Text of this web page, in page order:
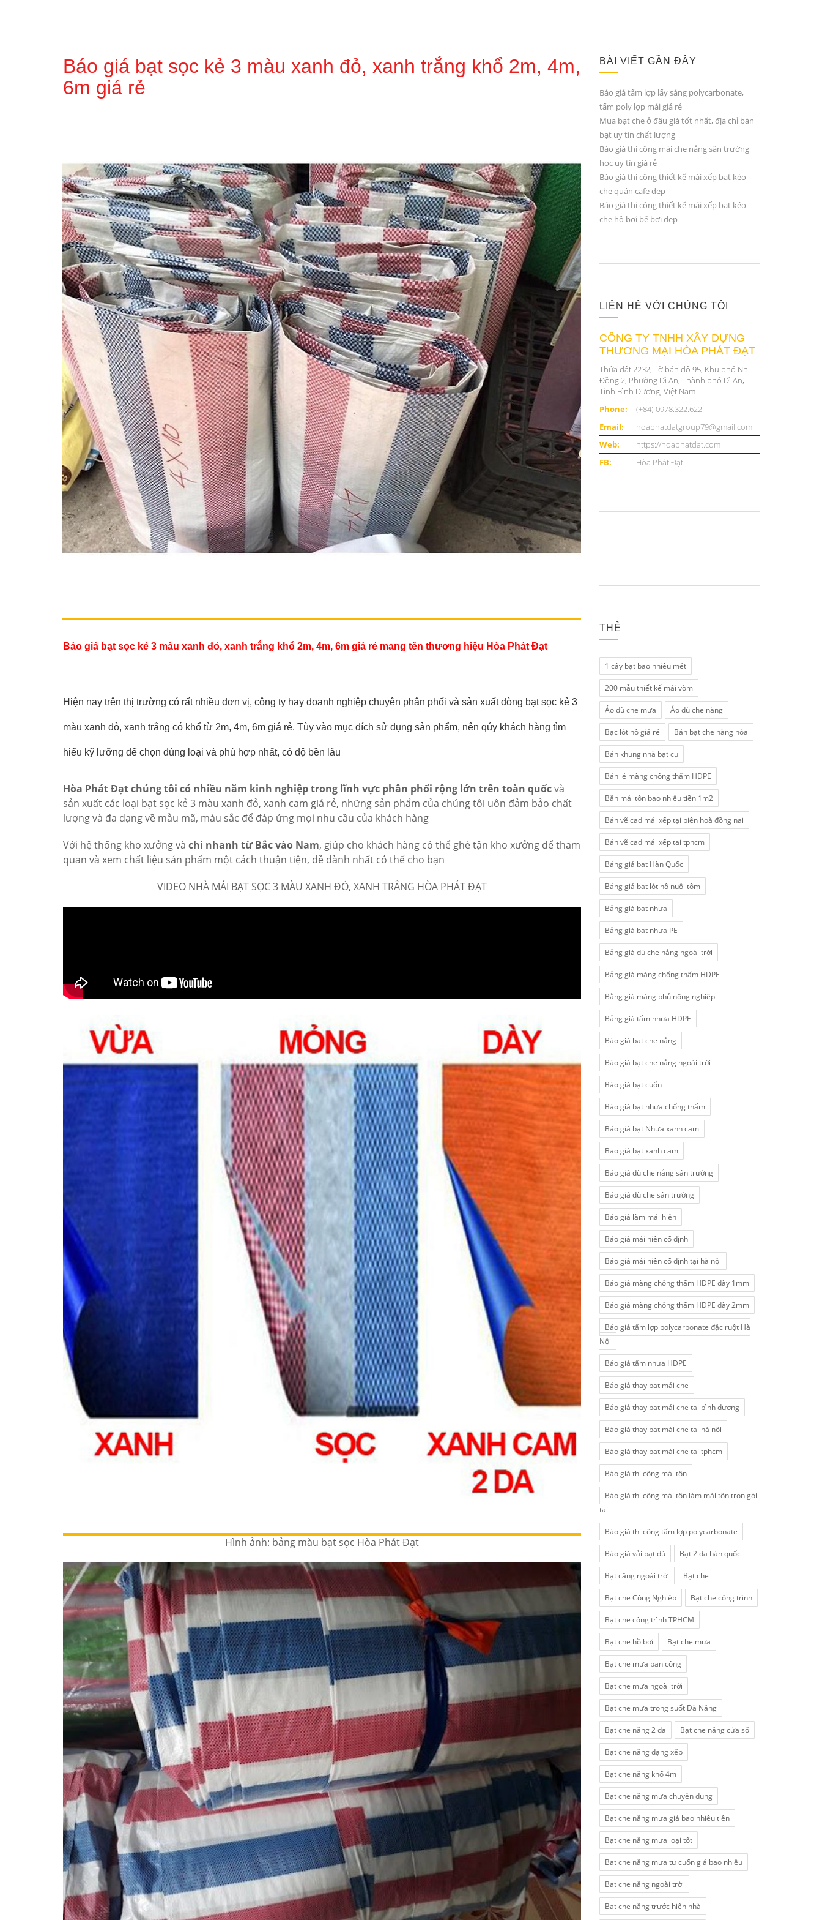
Báo giá bạt sọc kẻ 3 màu xanh đỏ, xanh trắng khổ 2m, 4m,
6m giá rẻ
Báo giá bạt sọc kẻ 3 màu xanh đỏ, xanh trắng khổ 2m, 4m, 6m giá rẻ mang tên thương hiệu Hòa Phát Đạt
Hiện nay trên thị trường có rất nhiều đơn vị, công ty hay doanh nghiệp chuyên phân phối và sản xuất dòng bạt sọc kẻ 3
màu xanh đỏ, xanh trắng có khổ từ 2m, 4m, 6m giá rẻ. Tùy vào mục đích sử dụng sản phẩm, nên qúy khách hàng tìm
hiểu kỹ lưỡng để chọn đúng loại và phù hợp nhất, có độ bền lâu
Hòa Phát Đạt chúng tôi có nhiều năm kinh nghiệp trong lĩnh vực phân phối rộng lớn trên toàn quốcvà
sản xuất các loại bạt sọc kẻ 3 màu xanh đỏ, xanh cam giá rẻ, những sản phẩm của chúng tôi uôn đảm bảo chất
lượng và đa dạng về mẫu mã, màu sắc để đáp ứng mọi nhu cầu của khách hàng
Với hệ thống kho xưởng và chi nhanh từ Bắc vào Nam, giúp cho khách hàng có thể ghé tận kho xưởng để tham
quan và xem chất liệu sản phẩm một cách thuận tiện, dễ dành nhất có thể cho bạn
VIDEO NHÀ MÁI BẠT SỌC 3 MÀU XANH ĐỎ, XANH TRẮNG HÒA PHÁT ĐẠT
Hình ảnh: bảng màu bạt sọc Hòa Phát Đạt
BÀI VIẾT GẦN ĐÂY
Báo giá tấm lợp lấy sáng polycarbonate,
tấm poly lợp mái giá rẻ
Mua bạt che ở đâu giá tốt nhất, địa chỉ bán
bạt uy tín chất lượng
Báo giá thi công mái che nắng sân trường
học uy tín giá rẻ
Báo giá thi công thiết kế mái xếp bạt kéo
che quán cafe đẹp
Báo giá thi công thiết kế mái xếp bạt kéo
che hồ bơi bể bơi đẹp
LIÊN HỆ VỚI CHÚNG TÔI
CÔNG TY TNHH XÂY DỰNG
THƯƠNG MẠI HÒA PHÁT ĐẠT
Thửa đất 2232, Tờ bản đố 95, Khu phố Nhị
Đồng 2, Phường Dĩ An, Thành phố Dĩ An,
Tỉnh Bình Dương, Việt Nam
Phone:
(+84) 0978.322.622
Email:
hoaphatdatgroup79@gmail.com
Web:
https://hoaphatdat.com
FB:
Hòa Phát Đạt
THẺ
1 cây bạt bao nhiêu mét
200 mẫu thiết kế mái vòm
Áo dù che mưa Áo dù che nắng
Bạc lót hồ giá rẻ Bán bạt che hàng hóa
Bán khung nhà bạt cụ
Bán lẻ màng chống thấm HDPE
Bắn mái tôn bao nhiêu tiền 1m2
Bản vẽ cad mái xếp tại biên hoà đồng nai
Bản vẽ cad mái xếp tại tphcm
Bảng giá bạt Hàn Quốc
Bảng giá bạt lót hồ nuôi tôm
Bảng giá bạt nhựa
Bảng giá bạt nhựa PE
Bảng giá dù che nắng ngoài trời
Bảng giá màng chống thấm HDPE
Bằng giá màng phủ nông nghiệp
Bảng giá tấm nhựa HDPE
Báo giá bạt che nắng
Báo giá bạt che nắng ngoài trời
Báo giá bạt cuốn
Báo giá bạt nhựa chống thấm
Báo giá bạt Nhựa xanh cam
Bao giá bạt xanh cam
Báo giá dù che nắng sân trường
Báo giá dù che sân trường
Báo giá làm mái hiên
Báo giá mái hiên cố định
Báo giá mái hiên cố định tại hà nội
Báo giá màng chống thấm HDPE dày 1mm
Báo giá màng chống thấm HDPE dày 2mm
Báo giá tấm lợp polycarbonate đặc ruột Hà
Nội
Báo giá tấm nhựa HDPE
Báo giá thay bạt mái che
Báo giá thay bạt mái che tại bình dương
Báo giá thay bạt mái che tại hà nội
Báo giá thay bạt mái che tại tphcm
Báo giá thi công mái tôn
Báo giá thi công mái tôn làm mái tôn trọn gói
tại
Báo giá thi công tấm lợp polycarbonate
Báo giá vải bạt dù Bạt 2 da hàn quốc
Bạt căng ngoài trời Bạt che
Bạt che Công Nghiệp Bạt che công trình
Bạt che công trình TPHCM
Bạt che hồ bơi Bạt che mưa
Bạt che mưa ban công
Bạt che mưa ngoài trời
Bạt che mưa trong suốt Đà Nẵng
Bạt che nắng 2 da Bạt che nắng cửa sổ
Bạt che nắng dạng xếp
Bạt che nắng khổ 4m
Bạt che nắng mưa chuyên dụng
Bạt che nắng mưa giá bao nhiêu tiền
Bạt che nắng mưa loại tốt
Bạt che nắng mưa tự cuốn giá bao nhiều
Bạt che nắng ngoài trời
Bạt che nắng trước hiên nhà